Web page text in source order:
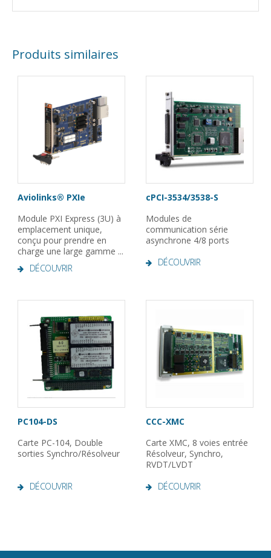
Produits similaires
Aviolinks® PXIe
Module PXI Express (3U) à
emplacement unique,
conçu pour prendre en
charge une large gamme ...
DÉCOUVRIR
cPCI-3534/3538-S
Modules de
communication série
asynchrone 4/8 ports
DÉCOUVRIR
PC104-DS
Carte PC-104, Double
sorties Synchro/Résolveur
DÉCOUVRIR
CCC-XMC
Carte XMC, 8 voies entrée
Résolveur, Synchro,
RVDT/LVDT
DÉCOUVRIR